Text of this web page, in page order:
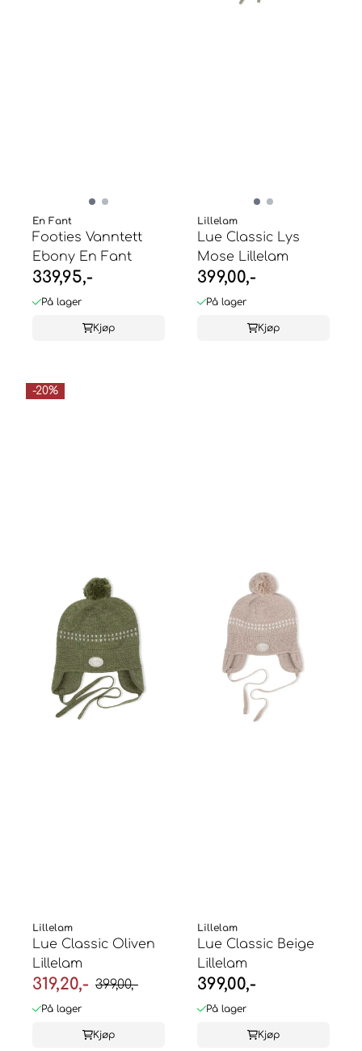
En Fant
Footies Vanntett
Ebony En Fant
339,95,-
På lager
Kjøp
Lillelam
Lue Classic Lys
Mose Lillelam
399,00,-
På lager
Kjøp
-20%
Lillelam
Lue Classic Oliven
Lillelam
319,20,- 399,00,-
På lager
Kjøp
Lillelam
Lue Classic Beige
Lillelam
399,00,-
På lager
Kjøp